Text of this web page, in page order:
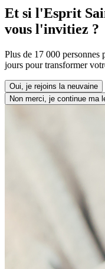
Et si l'Esprit
vous l'invitiez ?
Plus de 17 000 personnes
jours pour transformer
Oui, je rejoins la neuvaine
Non merci, je continue ma